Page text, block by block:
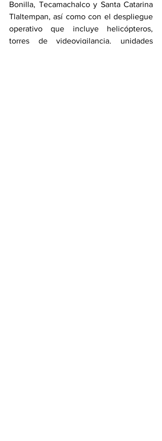
Bonilla, Tecamachalco y Santa Catarina
Tlaltempan, así como con el despliegue
operativo que incluye helicópteros,
torres de videovigilancia, unidades